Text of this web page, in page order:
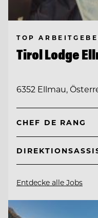
TOP
Tirol Lodge
6352 Ellmau,
CHEF DE RANG
Entdecke alle Jobs